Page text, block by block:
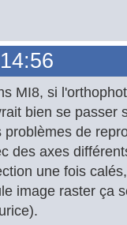
MI8, si
bien se passer
problèmes de
des axes
une fois
image raster ça